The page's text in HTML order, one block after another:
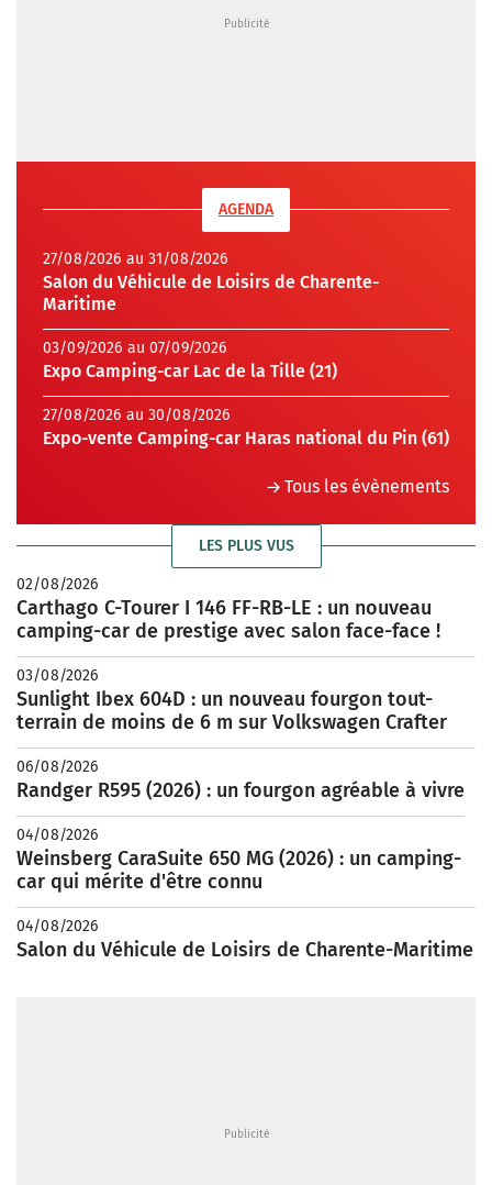
AGENDA
27/08/2026 au 31/08/2026
Salon du Véhicule de Loisirs de Charente-
Maritime
03/09/2026 au 07/09/2026
Expo Camping-car Lac de la Tille (21)
27/08/2026 au 30/08/2026
Expo-vente Camping-car Haras national du Pin (61)
Tous les évènements
LES PLUS VUS
02/08/2026
Carthago C-Tourer I 146 FF-RB-LE : un nouveau
camping-car de prestige avec salon face-face !
03/08/2026
Sunlight Ibex 604D : un nouveau fourgon tout-
terrain de moins de 6 m sur Volkswagen Crafter
06/08/2026
Randger R595 (2026) : un fourgon agréable à vivre
04/08/2026
Weinsberg CaraSuite 650 MG (2026) : un camping-
car qui mérite d'être connu
04/08/2026
Salon du Véhicule de Loisirs de Charente-Maritime